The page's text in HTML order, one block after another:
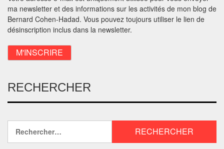
ma newsletter et des informations sur les activités de mon blog de
Bernard Cohen-Hadad. Vous pouvez toujours utiliser le lien de
désinscription inclus dans la newsletter.
RECHERCHER